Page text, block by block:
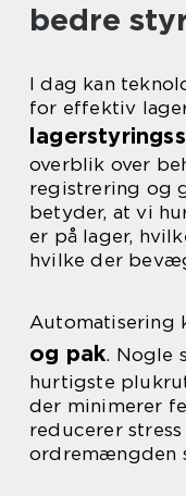
bedre
I dag kan
for effektiv
overblik over
registrering og
betyder, at vi
er på lager,
hvilke der
Automatisering
og pak. Nogle
hurtigste
der minimerer
reducerer
ordremængden